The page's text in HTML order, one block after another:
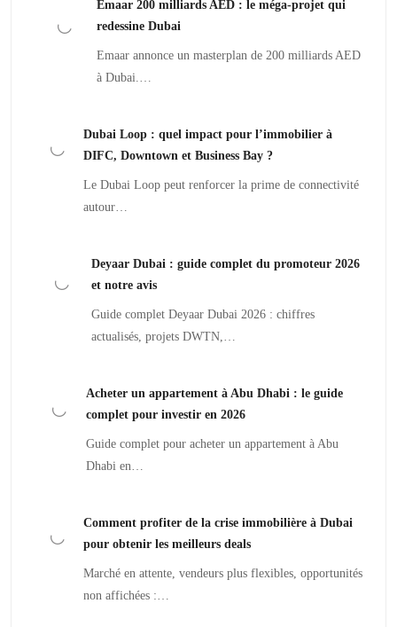
Emaar 200 milliards AED : le méga-projet qui
redessine Dubai
Emaar annonce un masterplan de 200 milliards AED
à Dubai.…
Dubai Loop : quel impact pour l’immobilier à
DIFC, Downtown et Business Bay ?
Le Dubai Loop peut renforcer la prime de connectivité
autour…
Deyaar Dubai : guide complet du promoteur 2026
et notre avis
Guide complet Deyaar Dubai 2026 : chiffres
actualisés, projets DWTN,…
Acheter un appartement à Abu Dhabi : le guide
complet pour investir en 2026
Guide complet pour acheter un appartement à Abu
Dhabi en…
Comment profiter de la crise immobilière à Dubai
pour obtenir les meilleurs deals
Marché en attente, vendeurs plus flexibles, opportunités
non affichées :…